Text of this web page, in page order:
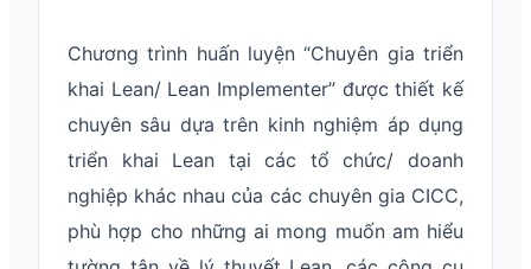
Chương trình huấn luyện “Chuyên gia triển
khai Lean/ Lean Implementer” được thiết kế
chuyên sâu dựa trên kinh nghiệm áp dụng
triển khai Lean tại các tổ chức/ doanh
nghiệp khác nhau của các chuyên gia CICC,
phù hợp cho những ai mong muốn am hiểu